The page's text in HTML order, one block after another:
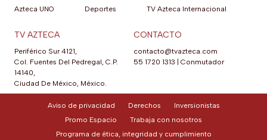
Azteca UNO
Deportes
TV Azteca Internacional
TV AZTECA
Periférico Sur 4121,
Col. Fuentes Del Pedregal, C.P.
14140,
Ciudad De México, México.
CONTACTO
contacto@tvazteca.com
55 1720 1313
Conmutador
Aviso de privacidad Derechos
Inversionistas
Promo Espacio
Trabaja con nosotros
Programa de ética, integridad y cumplimiento